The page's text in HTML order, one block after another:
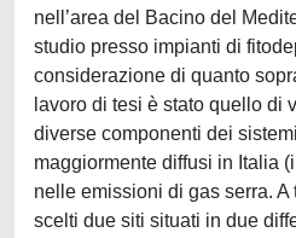
nell’area del Bacino del
studio presso impianti di
considerazione di quanto
lavoro di tesi è stato quello di
diverse componenti dei
maggiormente diffusi in Italia
nelle emissioni di gas serra. A
scelti due siti situati in due